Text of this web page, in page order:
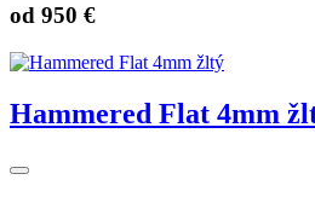
od 950 €
Hammered Flat 4mm